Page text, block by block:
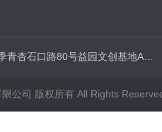
公司 版权所有 All Rights